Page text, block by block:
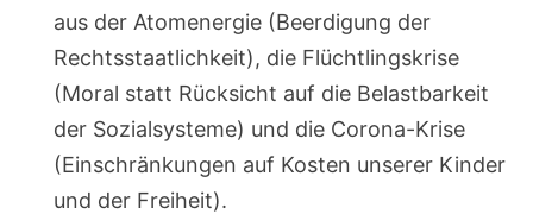
aus der Atomenergie (Beerdigung der
Rechtsstaatlichkeit), die Flüchtlingskrise
(Moral statt Rücksicht auf die Belastbarkeit
der Sozialsysteme) und die Corona-Krise
(Einschränkungen auf Kosten unserer Kinder
und der Freiheit).